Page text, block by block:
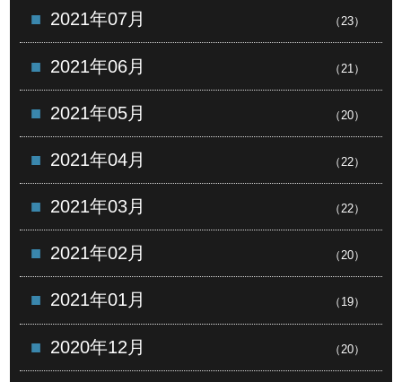
2021年07月 （23）
2021年06月 （21）
2021年05月 （20）
2021年04月 （22）
2021年03月 （22）
2021年02月 （20）
2021年01月 （19）
2020年12月 （20）